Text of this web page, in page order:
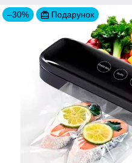
–30% Подарунок